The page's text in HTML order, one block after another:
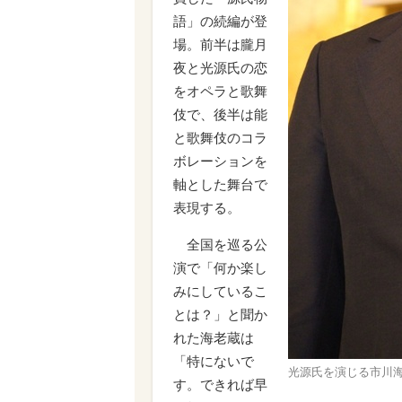
光源氏を演じる市川
語」の続編が登
場。前半は朧月
夜と光源氏の恋
をオペラと歌舞
伎で、後半は能
と歌舞伎のコラ
ボレーションを
軸とした舞台で
表現する。
全国を巡る公
演で「何か楽し
みにしているこ
とは？」と聞か
れた海老蔵は
「特にないで
す。できれば早